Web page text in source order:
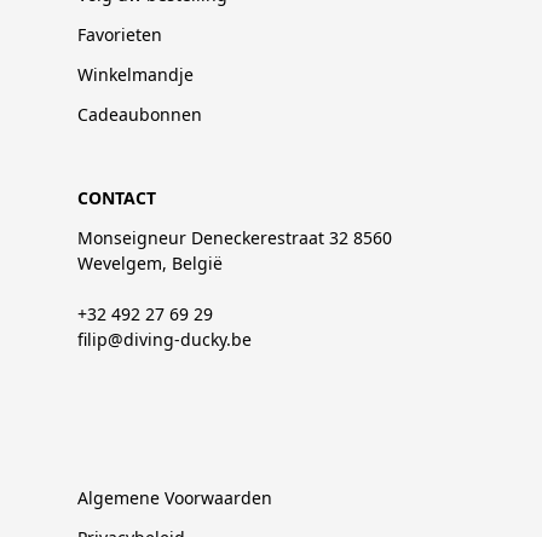
Favorieten
Winkelmandje
Cadeaubonnen
CONTACT
Monseigneur Deneckerestraat 32 8560
Wevelgem, België
+32 492 27 69 29
filip@diving-ducky.be
Algemene Voorwaarden